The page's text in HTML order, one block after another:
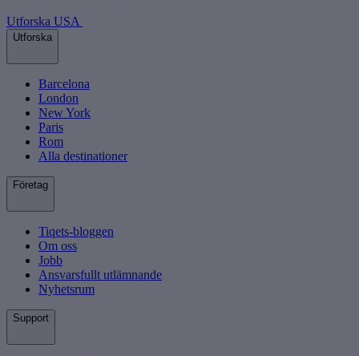
Utforska USA
Utforska
Barcelona
London
New York
Paris
Rom
Alla destinationer
Företag
Tiqets-bloggen
Om oss
Jobb
Ansvarsfullt utlämnande
Nyhetsrum
Support